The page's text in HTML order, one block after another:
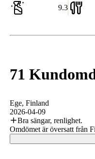
9.3
71
Ege, Finland
2026-04-09
Bra sängar, renlighet.
Omdömet är översatt från